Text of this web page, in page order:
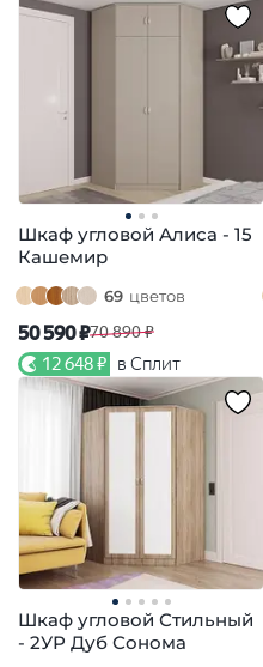
Шкаф угловой Алиса - 15
Кашемир
69 цветов
50 590 ₽70 890 ₽
12 648 ₽ в Сплит
Шкаф угловой Стильный
- 2УР Дуб Сонома